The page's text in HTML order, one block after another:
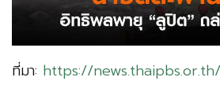
ที่มา: https://